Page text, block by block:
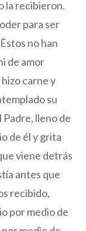
la recibieron.
para ser
no han
de amor
hizo carne y
su
lleno de
de él y grita
viene detrás
antes que
recibido,
por medio de